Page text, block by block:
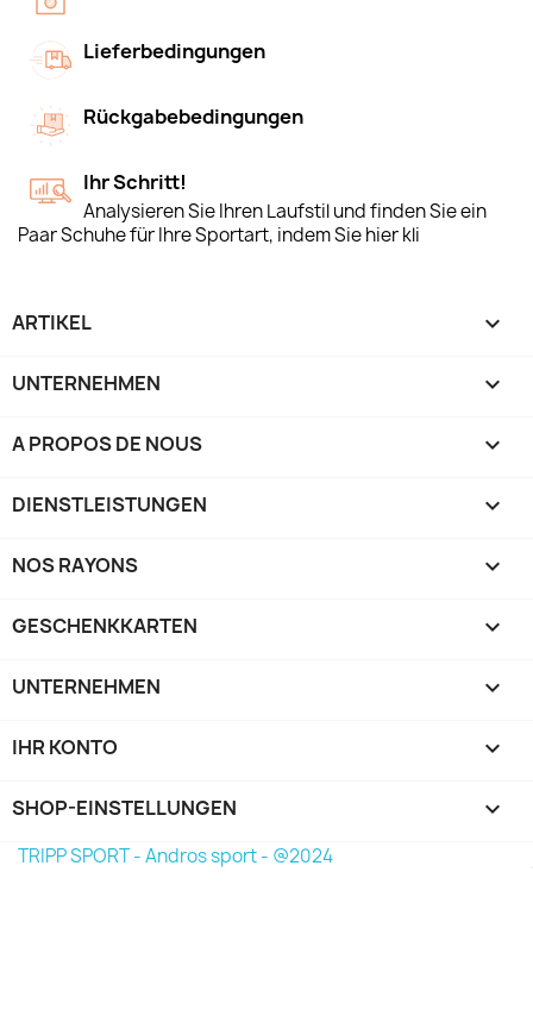
Lieferbedingungen
Rückgabebedingungen
Ihr Schritt!
Analysieren Sie Ihren Laufstil und finden Sie ein
Paar Schuhe für Ihre Sportart, indem Sie hier kli
ARTIKEL 
UNTERNEHMEN 
A PROPOS DE NOUS 
DIENSTLEISTUNGEN 
NOS RAYONS 
GESCHENKKARTEN 
UNTERNEHMEN 
IHR KONTO 
SHOP-EINSTELLUNGEN keyboard_arrow_down
TRIPP SPORT - Andros sport - @2024